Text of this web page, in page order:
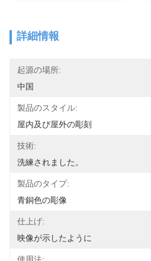
詳細情報
起源の場所:
中国
製品のスタイル:
屋内及び屋外の彫刻
技術:
洗練されました。
製品のタイプ:
青銅色の彫像
仕上げ:
映像が示したように